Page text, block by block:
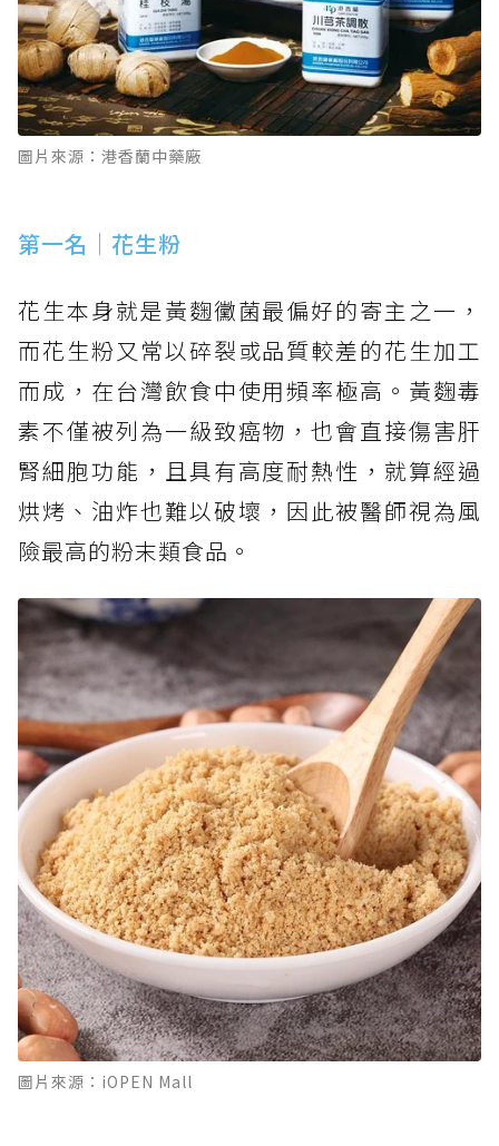
圖片來源：港香蘭中藥廠
第一名｜花生粉
花生本身就是黃麴黴菌最偏好的寄主之一，
而花生粉又常以碎裂或品質較差的花生加工
而成，在台灣飲食中使用頻率極高。黃麴毒
素不僅被列為一級致癌物，也會直接傷害肝
腎細胞功能，且具有高度耐熱性，就算經過
烘烤、油炸也難以破壞，因此被醫師視為風
險最高的粉末類食品。
圖片來源：iOPEN Mall